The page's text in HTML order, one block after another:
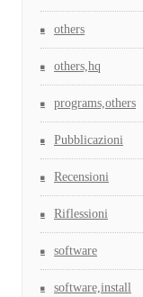
others
others,hq
programs,others
Pubblicazioni
Recensioni
Riflessioni
software
software,install